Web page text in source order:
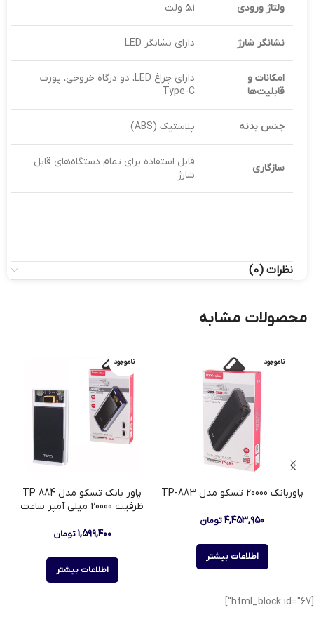
ولتاژ ورودی ۵.۱ ولت
نشانگر شارژ دارای نشانگر LED
امکانات و
قابلیت‌ها
دارای چراغ LED، دو درگاه خروجی، پورت
Type-C
جنس بدنه پلاستیک (ABS)
سازگاری
قابل استفاده برای تمام دستگاه‌های قابل
شارژ
نظرات (0)
محصولات مشابه
ناموجود
پاوربانک 20000 تسکو مدل TP-883
۴,۴۵۳,۹۵۰تومان
اطلاعات بیشتر
ناموجود
پاور بانک تسکو مدل TP 884
ظرفیت 20000 میلی آمپر ساعت
۱,۵۹۹,۴۰۰ تومان
اطلاعات بیشتر